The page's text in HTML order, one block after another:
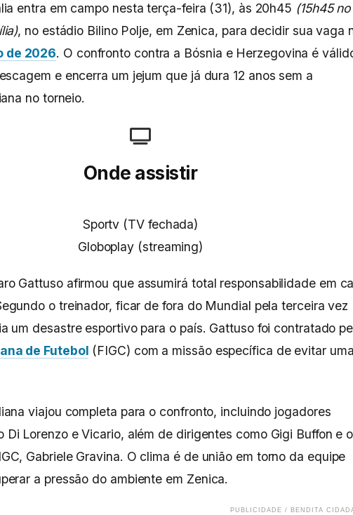
entra em campo nesta terça-feira (31), às 20h45 (15h45 no
, no estádio Bilino Polje, em Zenica, para decidir sua vaga
de 2026. O confronto contra a Bósnia e Herzegovina é
e encerra um jejum que já dura 12 anos sem a
no torneio.
Onde assistir
Sportv (TV fechada)
Globoplay (streaming)
Gattuso afirmou que assumirá total responsabilidade em
o treinador, ficar de fora do Mundial pela terceira vez
um desastre esportivo para o país. Gattuso foi contratado
de Futebol (FIGC) com a missão específica de evitar uma
viajou completa para o confronto, incluindo jogadores
Di Lorenzo e Vicario, além de dirigentes como Gigi Buffon e o
Gabriele Gravina. O clima é de união em torno da equipe
a pressão do ambiente em Zenica.
PUBLICIDADE / BENDITA